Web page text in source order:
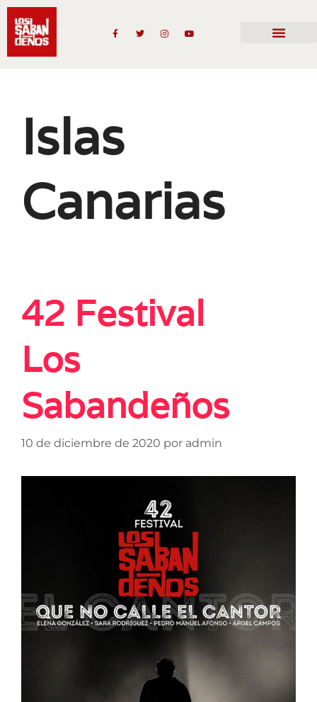
Islas
Canarias
42 Festival
Los
Sabandeños
10 de diciembre de 2020 por admin